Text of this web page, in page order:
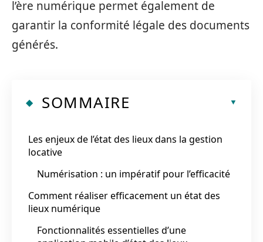
l’ère numérique permet également de
garantir la conformité légale des documents
générés.
SOMMAIRE
Les enjeux de l’état des lieux dans la gestion
locative
Numérisation : un impératif pour l’efficacité
Comment réaliser efficacement un état des
lieux numérique
Fonctionnalités essentielles d’une